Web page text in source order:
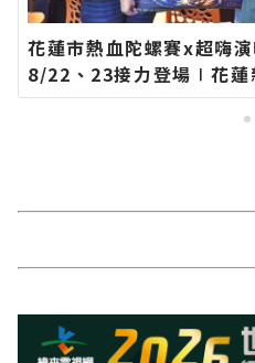
花蓮市熱血陀螺賽x超嗨
8/22、23接力登場∣花蓮
方網站各類新聞－最快速
聞報導 最新的在地資訊！